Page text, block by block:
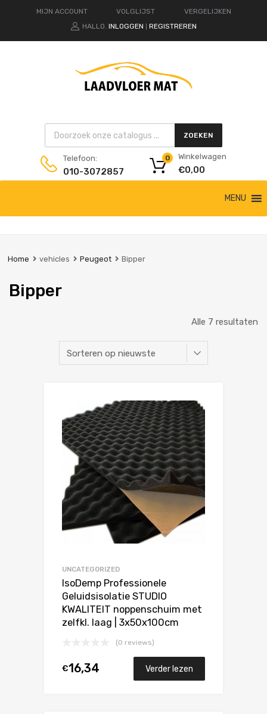
MIJN ACCOUNT VOLGLIJST
VERGELIJKEN
HALLO. INLOGGEN REGISTREREN
Products search ZOEKEN
Telefoon:
010-3072857
Winkelwagen
€0,00
0
de
MENU
Home vehicles Peugeot Bipper
Bipper
Alle 7 resultaten
UNCATEGORIZED
IsoDemp Professionele
Geluidsisolatie STUDIO
KWALITEIT noppenschuim met
zelfkl. laag | 3x50x100cm
(0 reviews)
€16,34 Verder lezen